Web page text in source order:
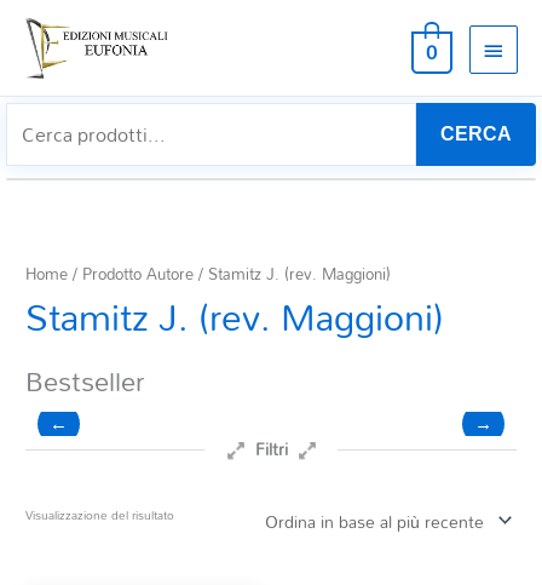
0
CERCA
Home/ Prodotto Autore / Stamitz J. (rev. Maggioni)
Stamitz J. (rev. Maggioni)
Bestseller
← →
Filtri
Visualizzazione del risultato